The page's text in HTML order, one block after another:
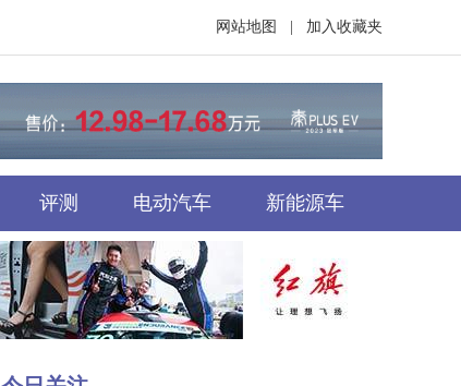
网站地图 加入收藏夹
评测 电动汽车 新能源车